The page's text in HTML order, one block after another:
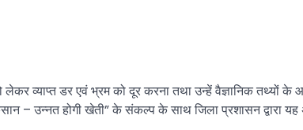
लेकर व्याप्त डर एवं भ्रम को दूर करना तथा उन्हें वैज्ञानिक
– उन्नत होगी खेती” के संकल्प के साथ जिला प्रशासन द्वारा यह